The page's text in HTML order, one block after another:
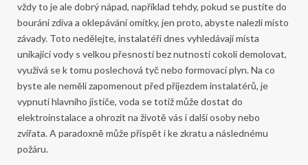
vždy to je ale dobrý nápad, například tehdy, pokud se pustíte do
bourání zdiva a oklepávání omítky, jen proto, abyste nalezli místo
závady. Toto nedělejte, instalatéři dnes vyhledávají místa
unikající vody s velkou přesností bez nutnosti cokoli demolovat,
využívá se k tomu poslechová tyč nebo formovací plyn. Na co
byste ale neměli zapomenout před příjezdem instalatérů, je
vypnutí hlavního jističe, voda se totiž může dostat do
elektroinstalace a ohrozit na životě vás i další osoby nebo
zvířata. A paradoxně může přispět i ke zkratu a následnému
požáru.